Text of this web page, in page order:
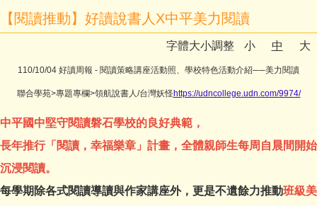
【閱讀推動】好讀說書人X中平美力閱讀
字體大小調整 小 中 大
110/10/04 好讀周報 - 閱讀策略講座活動照、學校特色活動介紹──美力閱讀
聯合學苑>專題專欄>領航說書人/台灣妖怪https://udncollege.udn.com/9974/
中平國中堅守閱讀磐石學校的良好典範，
長年推行「閱讀，幸福樂章」計畫，全體親師生每周自晨間開始
沉浸閱讀。
每學期除各式閱讀導讀與作家講座外，更是不遺餘力推動班級美